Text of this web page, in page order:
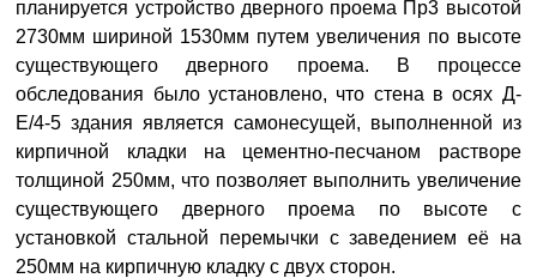
планируется устройство дверного проема Пр3 высотой
2730мм шириной 1530мм путем увеличения по высоте
существующего дверного проема. В процессе
обследования было установлено, что стена в осях Д-
Е/4-5 здания является самонесущей, выполненной из
кирпичной кладки на цементно-песчаном растворе
толщиной 250мм, что позволяет выполнить увеличение
существующего дверного проема по высоте с
установкой стальной перемычки с заведением её на
250мм на кирпичную кладку с двух сторон.